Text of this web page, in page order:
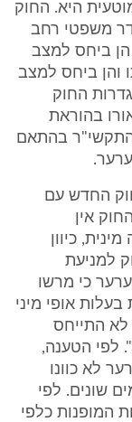
היא. החוק
משפטי רחב
ביחס למצב
והן ביחס למצב
החוק
בהוראת
התקשי"ר בהתאם
החדש עם
אין
כיוון
בחלופות של סעיף 3 לחוק למניעת
כי מרשו
אופי מיני
לא התייחס
לפי הטענה,
לא כוונו
שונים. לפי
המופנות כלפי